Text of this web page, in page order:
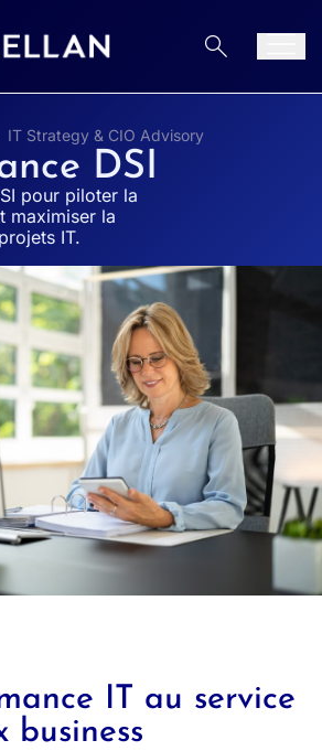
IT Strategy & CIO Advisory
DSI
pour piloter la
maximiser la
IT.
IT au service
business